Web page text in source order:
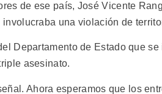
de ese país, José Vicente
una violación de
Departamento de Estado que se
asesinato.
Ahora esperamos que los